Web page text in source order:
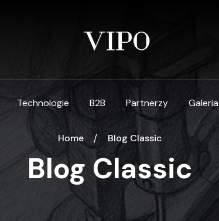
Technologie B2B Partnerzy Galeria
Home Blog Classic
Blog Classic